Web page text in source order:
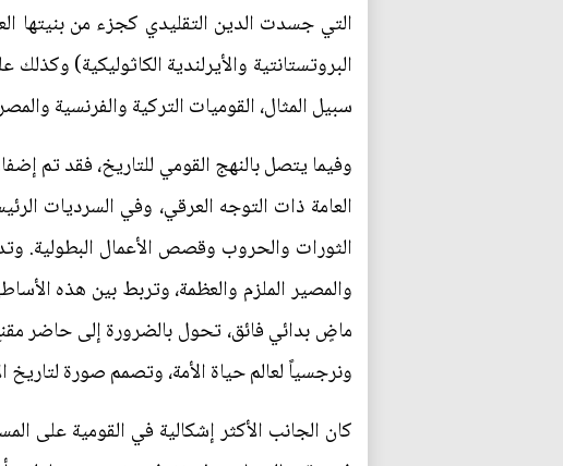
التي جسدت الدين التقليدي كجزء من بنيتها
البروتستانتية والأيرلندية الكاثوليكية)
سبيل المثال، القوميات التركية والفرنسية
وفيما يتصل بالنهج القومي للتاريخ، فقد تم
العامة ذات التوجه العرقي، وفي السرديات
الثورات والحروب وقصص الأعمال البطولية.
والمصير الملزم والعظمة، وتربط بين هذه
ماضٍ بدائي فائق، تحول بالضرورة إلى حاضر
ونرجسياً لعالم حياة الأمة، وتصمم صورة
كان الجانب الأكثر إشكالية في القومية على